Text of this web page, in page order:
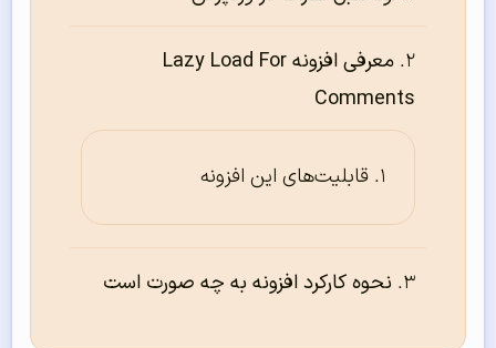
معرفی افزونه Lazy Load For
Comments
قابلیت‌های این افزونه
نحوه کارکرد افزونه به چه صورت است